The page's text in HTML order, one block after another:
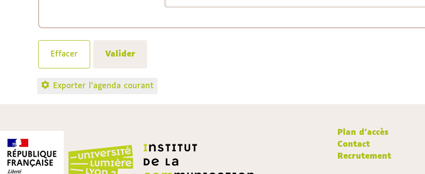
Exporter l'agenda courant
Plan d'accès
Contact
Recrutement